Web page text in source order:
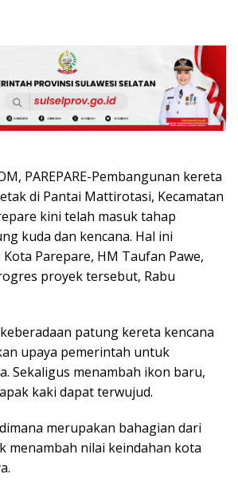
PAREPARE-Pembangunan kereta
di Pantai Mattirotasi, Kecamatan
kini telah masuk tahap
kuda dan kencana. Hal ini
Parepare, HM Taufan Pawe,
proyek tersebut, Rabu
patung kereta kencana
upaya pemerintah untuk
Sekaligus menambah ikon baru,
kaki dapat terwujud.
merupakan bahagian dari
menambah nilai keindahan kota